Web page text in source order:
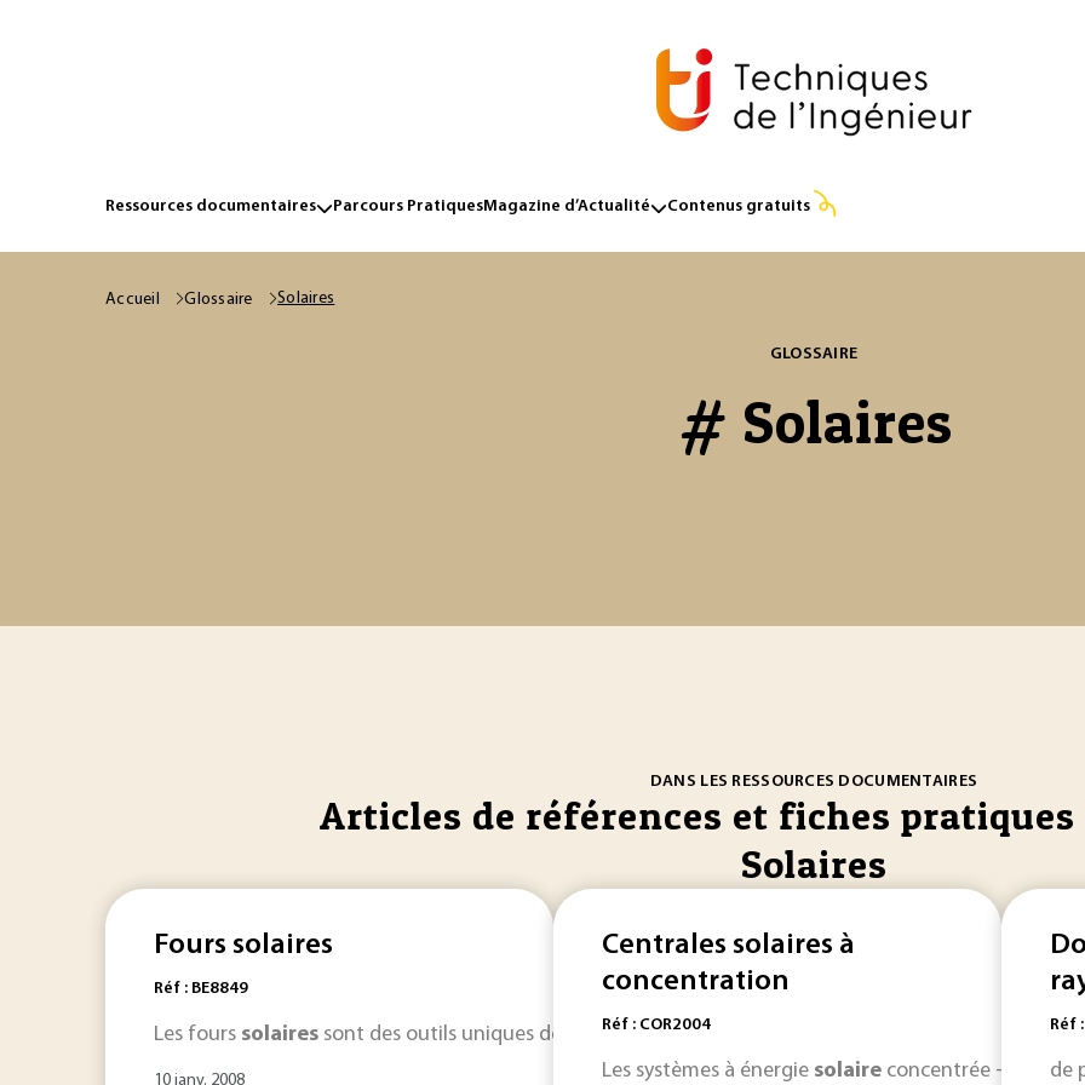
Ressources documentaires Parcours PratiquesMagazine d’Actualité Contenus gratuits
Accueil Glossaire Solaires
GLOSSAIRE
# Solaires
DANS LES RESSOURCES DOCUMENTAIRES
Articles de références et fiches pratiques
Solaires
Fours solaires
Réf : BE8849
Les fours solaires sont des outils uniques de recherche dans le domaine des hautes
10 janv. 2008
Centrales solaires à
concentration
Réf : COR2004
Les systèmes à énergie solaire concentrée - ESC -
Réf
de